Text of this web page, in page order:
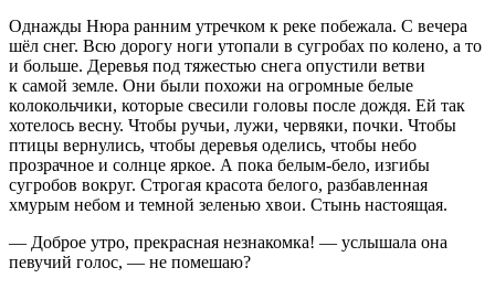
Однажды Нюра ранним утречком к реке побежала. С вечера
шёл снег. Всю дорогу ноги утопали в сугробах по колено, а то
и больше. Деревья под тяжестью снега опустили ветви
к самой земле. Они были похожи на огромные белые
колокольчики, которые свесили головы после дождя. Ей так
хотелось весну. Чтобы ручьи, лужи, червяки, почки. Чтобы
птицы вернулись, чтобы деревья оделись, чтобы небо
прозрачное и солнце яркое. А пока белым-бело, изгибы
сугробов вокруг. Строгая красота белого, разбавленная
хмурым небом и темной зеленью хвои. Стынь настоящая.
— Доброе утро, прекрасная незнакомка! — услышала она
певучий голос, — не помешаю?